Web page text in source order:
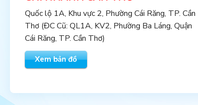
Quốc lộ 1A, Khu vực 2, Phường Cái Răng, TP. Cần
Thơ (ĐC Cũ: QL1A, KV2, Phường Ba Láng, Quận
Cái Răng, TP. Cần Thơ)
Xem bản đồ